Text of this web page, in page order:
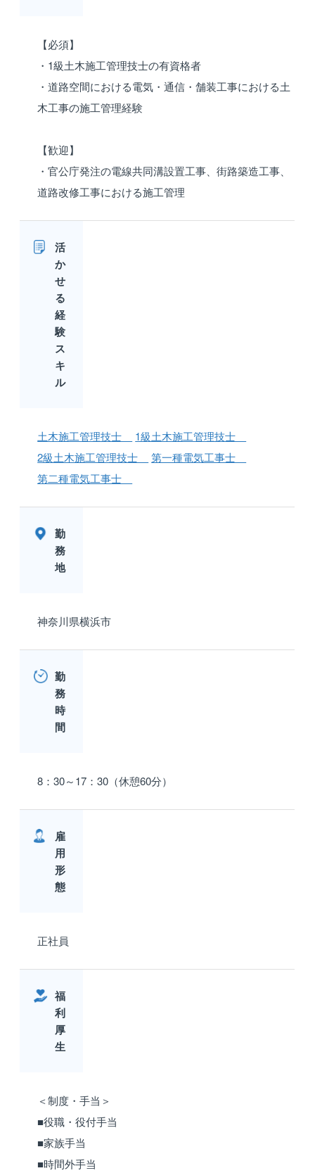
【必須】
・1級土木施工管理技士の有資格者
・道路空間における電気・通信・舗装工事における土
木工事の施工管理経験
【歓迎】
・官公庁発注の電線共同溝設置工事、街路築造工事、
道路改修工事における施工管理
活
か
せ
る
経
験
ス
キ
ル
土木施工管理技士
1級土木施工管理技士
2級土木施工管理技士
第一種電気工事士
第二種電気工事士
勤
務
地
神奈川県横浜市
勤
務
時
間
8：30～17：30（休憩60分）
雇
用
形
態
正社員
福
利
厚
生
＜制度・手当＞
■役職・役付手当
■家族手当
■時間外手当